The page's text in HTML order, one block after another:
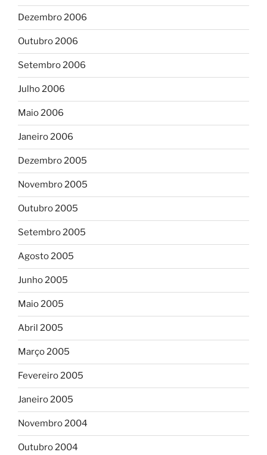
Dezembro 2006
Outubro 2006
Setembro 2006
Julho 2006
Maio 2006
Janeiro 2006
Dezembro 2005
Novembro 2005
Outubro 2005
Setembro 2005
Agosto 2005
Junho 2005
Maio 2005
Abril 2005
Março 2005
Fevereiro 2005
Janeiro 2005
Novembro 2004
Outubro 2004